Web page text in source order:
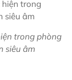
trong phòng
siêu âm